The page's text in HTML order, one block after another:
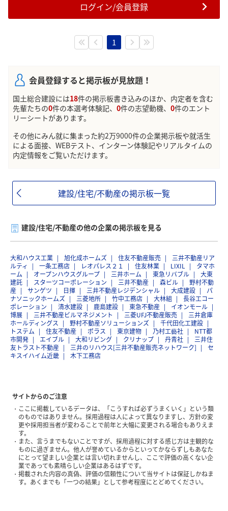
ログイン/会員登録
1
会員登録すると掲示板が見放題！
国土総合建設には18件の掲示板書き込みのほか、内定者を含む
先輩たちの0件の本選考体験記、 0件の志望動機、 0件のエント
リーシートがあります。
その他にみん就に集まった約2万9000件の企業掲示板や就活生
による面接、WEBテスト、インターン体験記やリアルタイムの
内定情報をご覧いただけます。
建設/住宅/不動産の掲示板一覧
建設/住宅/不動産の他の企業の掲示板を見る
大和ハウス工業 旭化成ホームズ 住友不動産販売
三井不動産リア
ルティ
一条工務店 レオパレス２１ 住友林業 LIXIL
タマホ
ーム
オープンハウスグループ 三井ホーム 東急リバブル
大東
建託
スターツコーポレーション 三井不動産 森ビル
野村不動
産
サンゲツ 日揮 三井不動産レジデンシャル 大成建設
パ
ナソニックホームズ
三菱地所 竹中工務店 大林組
長谷工コー
ポレーション
清水建設 鹿島建設 東急不動産
イオンモール
博展
三井不動産ビルマネジメント 三菱UFJ不動産販売
三井倉庫
ホールディングス
野村不動産ソリューションズ
千代田化工建設
トステム
住友不動産 ポラス 東京建物 乃村工藝社
NTT都
市開発
エイブル 大和リビング クリナップ 丹青社
三井住
友トラスト不動産
三井のリハウス[三井不動産販売ネットワーク]
セ
キスイハイム近畿
木下工務店
サイトからのご注意
ここに掲載しているデータは、「こうすれば必ずうまくいく」という類
のものではありません。採用過程は人によって異なりますし、方針の変
更や採用担当者が変わることで前年と大幅に変更される場合もありえま
す。
また、言うまでもないことですが、採用過程に対する感じ方は主観的な
ものに過ぎません。他人が誉めているからといってかならずしもあなた
にとって望ましい企業とは言い切れませんし、ここで評価の高くない企
業であっても素晴らしい企業はあるはずです。
掲載された内容の真偽、評価の信頼性について当サイトは保証しかねま
す。あくまでも「一つの結果」として参考程度にとどめてください。